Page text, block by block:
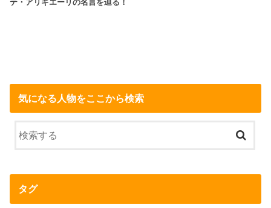
テ・アリギエーリの名言を辿る！
気になる人物をここから検索
タグ